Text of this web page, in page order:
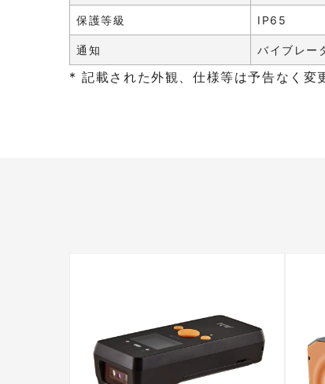
保護等級 IP65
通知 バイブレー
* 記載された外観、仕様等は予告なく変